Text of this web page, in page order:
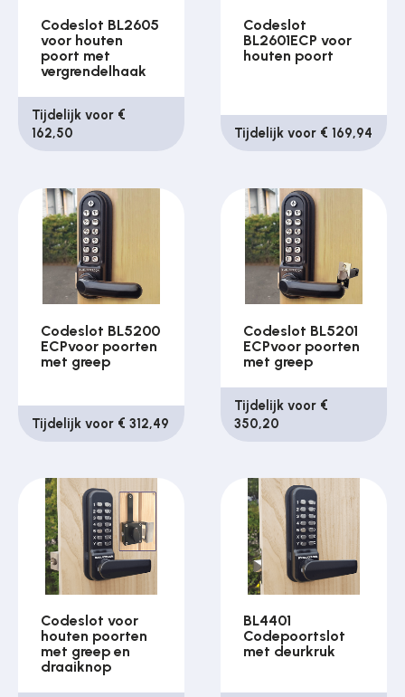
Contact
Codeslot BL2605
voor houten
poort met
vergrendelhaak
Tijdelijk voor €
162,50
Codeslot
BL2601ECP voor
houten poort
Tijdelijk voor € 169,94
Codeslot BL5200
ECPvoor poorten
met greep
Tijdelijk voor € 312,49
Codeslot BL5201
ECPvoor poorten
met greep
Tijdelijk voor €
350,20
Codeslot voor
houten poorten
met greep en
draaiknop
BL4401
Codepoortslot
met deurkruk